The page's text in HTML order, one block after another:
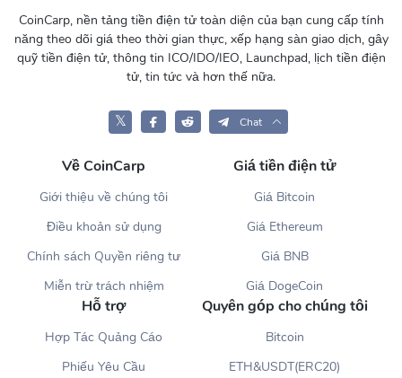
CoinCarp, nền tảng tiền điện tử toàn diện của bạn cung cấp tính
năng theo dõi giá theo thời gian thực, xếp hạng sàn giao dịch, gây
quỹ tiền điện tử, thông tin ICO/IDO/IEO, Launchpad, lịch tiền điện
tử, tin tức và hơn thế nữa.
𝕏 Chat
Về CoinCarp
Giới thiệu về chúng tôi
Điều khoản sử dụng
Chính sách Quyền riêng tư
Miễn trừ trách nhiệm
Giá tiền điện tử
Giá Bitcoin
Giá Ethereum
Giá BNB
Giá DogeCoin
Hỗ trợ
Hợp Tác Quảng Cáo
Phiếu Yêu Cầu
Quyên góp cho chúng tôi
Bitcoin
ETH&USDT(ERC20)